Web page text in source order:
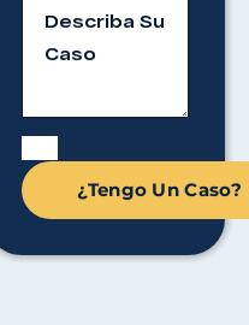
¿Tengo Un Caso?